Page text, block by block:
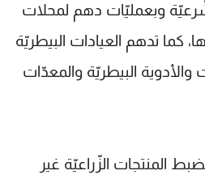
وبعمليّات دهم لمحلات
كما تدهم العيادات البيطريّة
والأدوية البيطريّة والمعدّات
المنتجات الزّراعيّة غير